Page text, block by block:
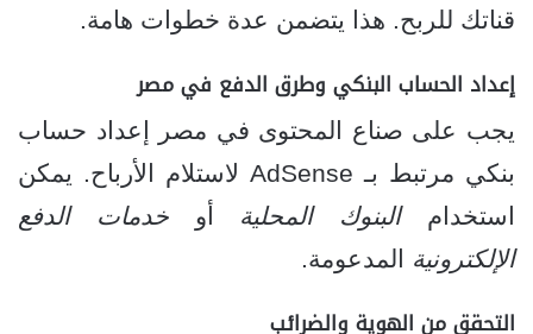
قناتك للربح. هذا يتضمن عدة خطوات هامة.
إعداد الحساب البنكي وطرق الدفع في مصر
يجب على صناع المحتوى في مصر إعداد حساب
بنكي مرتبط بـ AdSense لاستلام الأرباح. يمكن
استخدامالبنوك المحلية أوخدمات الدفع
الإلكترونية المدعومة.
التحقق من الهوية والضرائب